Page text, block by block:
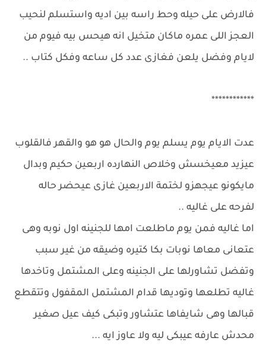
فالارض على حيله وحط راسه بين اديه واستسلم لنحيب
العجز اللى عمره ماكان متخيل انه هيحس بيه فيوم من
لايام وفضل يلعن فغازى عدد كل ساعه وفكل كتاب ..
************
عدت الايام يوم يسلم يوم والحال هو هو والقهر فالقلوب
عيزيد معيخسش وخلاص النهارده اربعين حكيم وبدال
مايكونو عيجهزو لختمة الاربعين غازى عيحضر حاله
لفرحه على غاليه ..
اما غاليه فمن يوم ماطلعت امها للجنينه اول نوبه وهى
عتعانى معاها نوبات بكا كتيره وضيقه من غير سبب
وتفضل تشاورلها على الجنينه وعلى المشتمل وتاخدها
غاليه تطلعها وتوديها قدام المشتمل المقفول وتتقطع
قبالها وهى شايفاها عتشاور وتبكى كيف عيل صغير
محدش عارفه عيبكى ليه ولا عاوز ايه ...